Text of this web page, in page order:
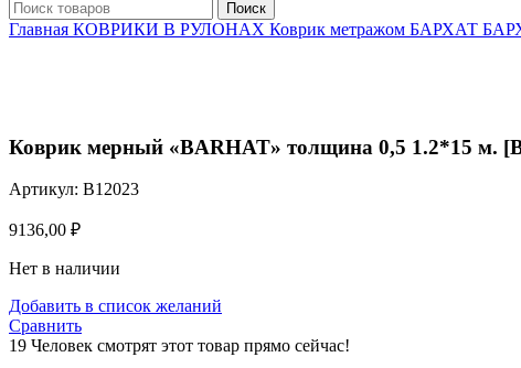
Поиск
Главная КОВРИКИ В РУЛОНАХ Коврик метражом БАРХАТ
Коврик мерный «BARHAT» толщина 0,5 1.2*15 м.
Артикул: B12023
9136,00 ₽
Нет в наличии
Добавить в список желаний
Сравнить
19 Человек смотрят этот товар прямо сейчас!